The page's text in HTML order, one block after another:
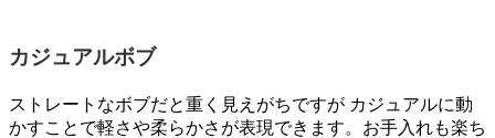
カジュアルボブ
ストレートなボブだと重く見えがちですが カジュアルに動
かすことで軽さや柔らかさが表現できます。お手入れも楽ち